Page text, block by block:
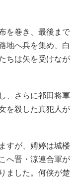
を巻き、最後まで
地へ兵を集め、白
ちは矢を受けなが
、さらに祁田将軍
を殺した真犯人が
すが、娉婷は城楼
へ晋・涼連合軍が
ました。何侠が楚